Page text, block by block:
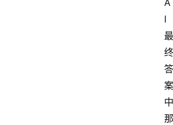
A
I
最
终
答
案
中
那